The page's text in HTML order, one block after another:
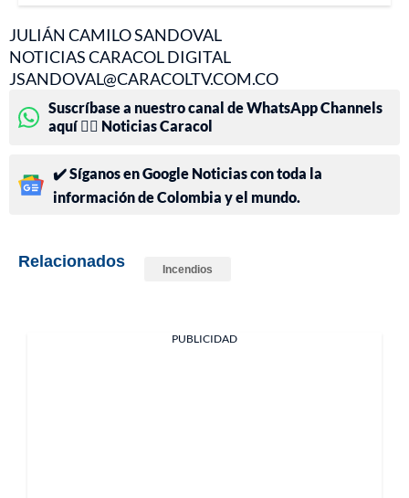
JULIÁN CAMILO SANDOVAL
NOTICIAS CARACOL DIGITAL
JSANDOVAL@CARACOLTV.COM.CO
Suscríbase a nuestro canal de WhatsApp Channels
aquí 👉🏻 Noticias Caracol
✔️ Síganos en Google Noticias con toda la
información de Colombia y el mundo.
Relacionados Incendios
PUBLICIDAD